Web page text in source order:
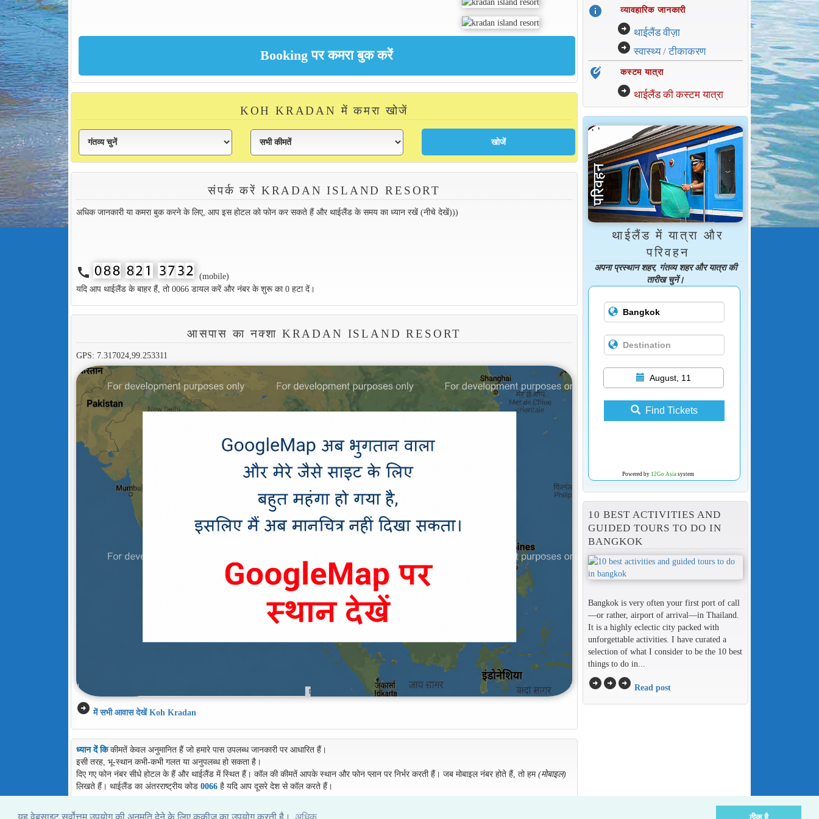
KOH KRADAN में कमरा खोजें
संपर्क करें KRADAN ISLAND RESORT
अधिक जानकारी या कमरा बुक करने के लिए, आप इस होटल को फोन कर सकते हैं और थाईलैंड के समय का ध्यान रखें (नीचे देखें)))
call
(mobile)
यदि आप थाईलैंड के बाहर हैं, तो 0066 डायल करें और नंबर के शुरू का 0 हटा दें।
आसपास का नक्शा KRADAN ISLAND RESORT
GPS: 7.317024,99.253311
arrow_circle_right में सभी आवास देखें Koh Kradan
ध्यान दें किकीमतें केवल अनुमानित हैं जो हमारे पास उपलब्ध जानकारी पर आधारित हैं।
इसी तरह, भू-स्थान कभी-कभी गलत या अनुपलब्ध हो सकता है।
दिए गए फोन नंबर सीधे होटल के हैं और थाईलैंड में स्थित हैं। कॉल की कीमतें आपके स्थान और फोन प्लान पर निर्भर करती हैं। जब मोबाइल नंबर होते हैं, तो हम(मोबाइल)
लिखते हैं। थाईलैंड का अंतरराष्ट्रीय कोड 0066है यदि आप दूसरे देश से कॉल करते हैं।
info व्यावहारिक जानकारी
arrow_circle_right थाईलैंड वीज़ा
arrow_circle_right स्वास्थ्य / टीकाकरण
edit_location_alt कस्टम यात्रा
arrow_circle_right थाईलैंड की कस्टम यात्रा
थाईलैंड में यात्रा और
परिवहन
अपना प्रस्थान शहर, गंतव्य शहर और यात्रा की
तारीख चुनें।
August, 11
Find Tickets
Powered by 12Go Asiasystem
10 BEST ACTIVITIES AND
GUIDED TOURS TO DO IN
BANGKOK
Bangkok is very often your first port of call
—or rather, airport of arrival—in Thailand.
It is a highly eclectic city packed with
unforgettable activities. I have curated a
selection of what I consider to be the 10 best
things to do in...
arrow_circle_rightarrow_circle_rightarrow_circle_right Read post